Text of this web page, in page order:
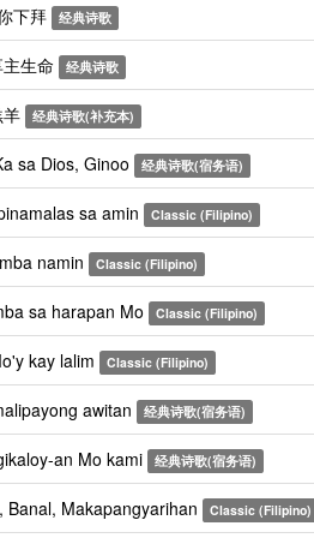
下拜 经典诗歌
生命 经典诗歌
经典诗歌(补充本)
sa Dios, Ginoo 经典诗歌(宿务语)
sa amin Classic (Filipino)
namin Classic (Filipino)
sa harapan Mo Classic (Filipino)
kay lalim Classic (Filipino)
awitan 经典诗歌(宿务语)
an Mo kami 经典诗歌(宿务语)
Makapangyarihan Classic (Filipino)